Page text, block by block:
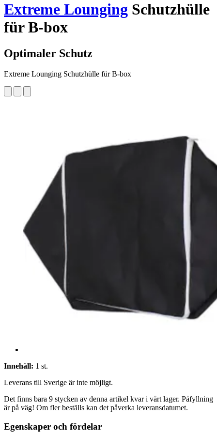
Extreme Lounging Schutzhülle
für B-box
Optimaler Schutz
Extreme Lounging Schutzhülle für B-box
Innehåll: 1 st.
Leverans till Sverige är inte möjligt.
Det finns bara 9 stycken av denna artikel kvar i vårt lager. Påfyllning
är på väg! Om fler beställs kan det påverka leveransdatumet.
Egenskaper och fördelar